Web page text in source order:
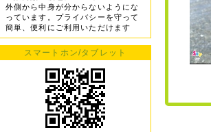
外側から中身が分からないようにな
っています。プライバシーを守って
簡単、便利にご利用いただけます
スマートホン/タブレット